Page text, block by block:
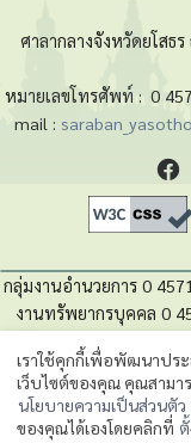
ศาลากลางจังหวัดยโสธ
หมายเลขโทรศัพท์ : 0
mail :
กลุ่มงานอำนวยการ 0
งานทรัพยากรบุคคล 0
นโยบ
เราใช้คุกกี้เพื่อพัฒนาปร
เว็บไซต์ของคุณ คุณสามา
นโยบายความเป็นส่วนตัว
ของคุณได้เองโดยคลิกที่